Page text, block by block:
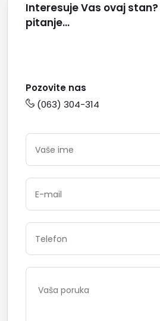
Interesuje Vas ovaj
pitanje...
Pozovite nas
(063) 304-314